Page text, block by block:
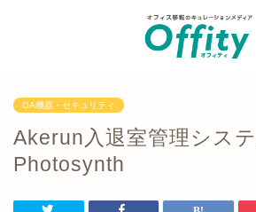
OA機器・セキュリティ
Akerun入退室管理シス
Photosynth